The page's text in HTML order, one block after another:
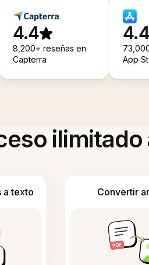
4.4
8,200+ reseñas en
Capterra
4.4
App
a texto Convertir